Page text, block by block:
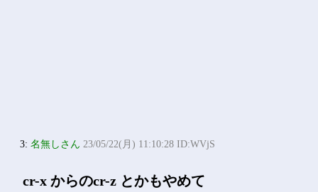
3:名無しさん 23/05/22(月) 11:10:28 ID:WVjS
cr-x からのcr-z とかもやめて